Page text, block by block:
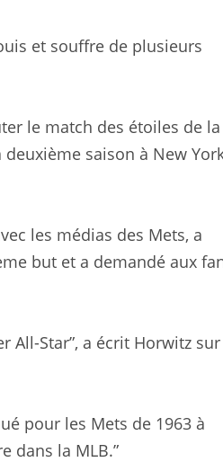
et souffre de plusieurs
le match des étoiles de la
saison à New
les médias des Mets, a
but et a demandé aux
All-Star”, a écrit Horwitz sur
pour les Mets de 1963 à
dans la MLB.”